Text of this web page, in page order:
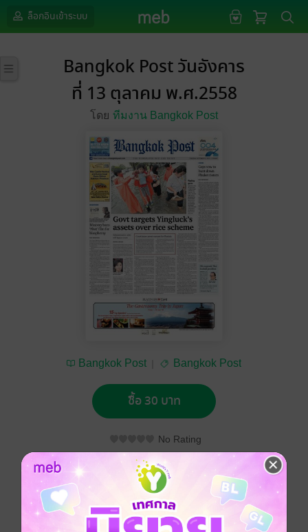
ล็อกอินเข้าระบบ
Bangkok Post วันอังคาร
ที่ 13 ตุลาคม พ.ศ.2558
โดย ทีมงาน Bangkok Post
Bangkok Post Bangkok Post
ซื้อ 30 บาท
No Rating
อยากได้ ซื้อเป็นของขวัญ ติดตาม แชร์